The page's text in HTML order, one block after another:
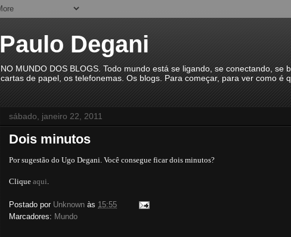
Paulo Degani
NO MUNDO DOS BLOGS. Todo mundo está se ligando, se conectando,
cartas de papel, os telefonemas. Os blogs. Para começar, para ver como é
sábado, janeiro 22, 2011
Dois minutos
Por sugestão do Ugo Degani. Você consegue ficar dois minutos?
Clique aqui.
Postado por Unknown às 15:55
Marcadores: Mundo